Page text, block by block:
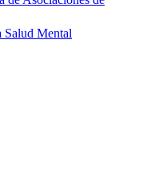
Salud Mental